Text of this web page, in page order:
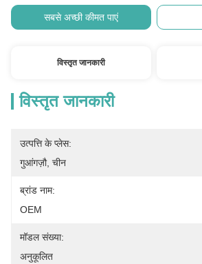
सबसे अच्छी कीमत पाएं
विस्तृत जानकारी
विस्तृत जानकारी
उत्पत्ति के प्लेस:
गुआंगज़ौ, चीन
ब्रांड नाम:
OEM
मॉडल संख्या:
अनुकूलित